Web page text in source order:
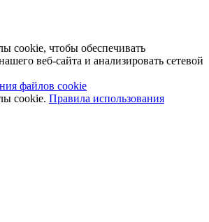
cookie, чтобы обеспечивать
веб-сайта и анализировать сетевой
файлов cookie
cookie. Правила использования